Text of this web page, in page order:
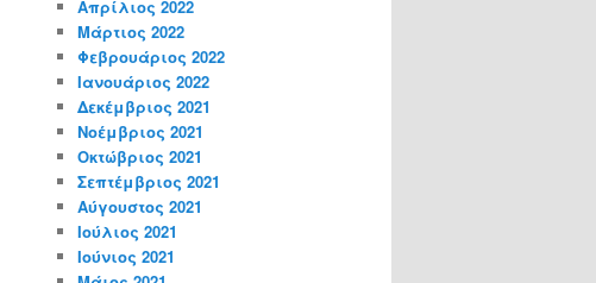
Απρίλιος 2022
Μάρτιος 2022
Φεβρουάριος 2022
Ιανουάριος 2022
Δεκέμβριος 2021
Νοέμβριος 2021
Οκτώβριος 2021
Σεπτέμβριος 2021
Αύγουστος 2021
Ιούλιος 2021
Ιούνιος 2021